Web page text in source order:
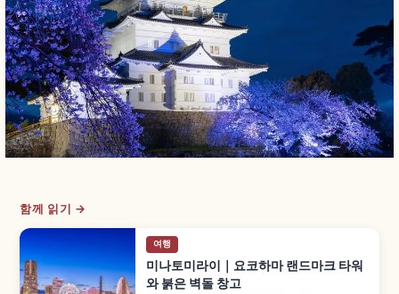
함께 읽기 →
여행
미나토미라이｜요코하마 랜드마크 타워
와 붉은 벽돌 창고